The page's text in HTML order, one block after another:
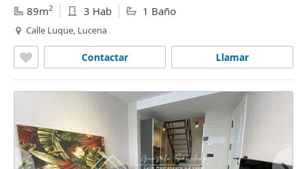
89m2 3 Hab 1 Baño
Calle Luque, Lucena
Llamar
Contactar